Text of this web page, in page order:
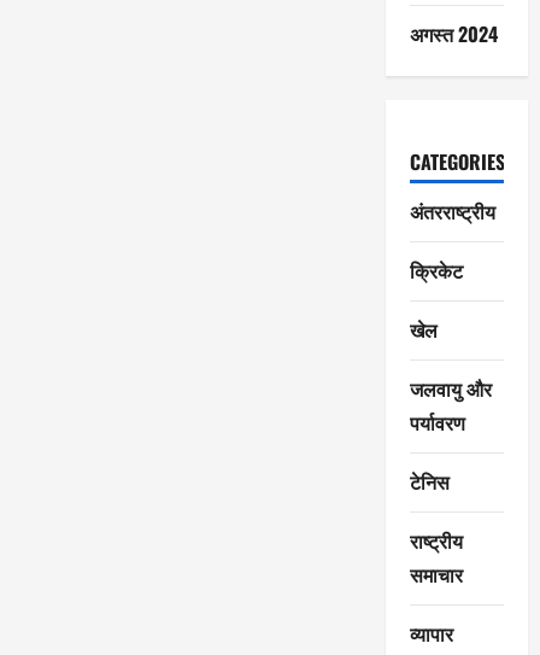
अगस्त 2024
CATEGORIES
अंतरराष्ट्रीय
क्रिकेट
खेल
जलवायु और
पर्यावरण
टेनिस
राष्ट्रीय
समाचार
व्यापार